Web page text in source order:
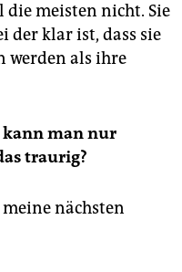
die meisten nicht. Sie
der klar ist, dass sie
werden als ihre
kann man nur
traurig?
nächsten